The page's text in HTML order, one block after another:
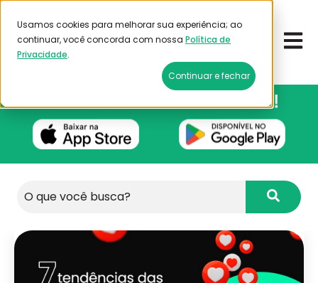
Usamos cookies para melhorar sua experiência; ao
continuar, você concorda com nossa Política de
Privacidade.
Continuar e fechar
Emitir frete
Este é um campo de pesquisa com recurso